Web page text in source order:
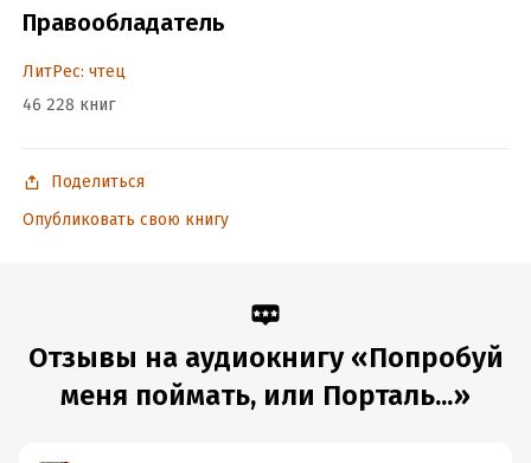
Правообладатель
ЛитРес: чтец
46 228 книг
Поделиться
Опубликовать свою книгу
Отзывы на аудиокнигу «Попробуй
меня поймать, или Порталь...»